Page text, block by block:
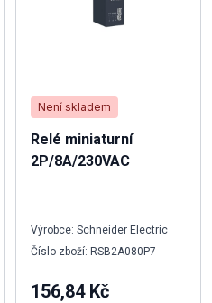
Není skladem
Relé miniaturní
2P/8A/230VAC
Výrobce: Schneider Electric
Číslo zboží: RSB2A080P7
156,84 Kč